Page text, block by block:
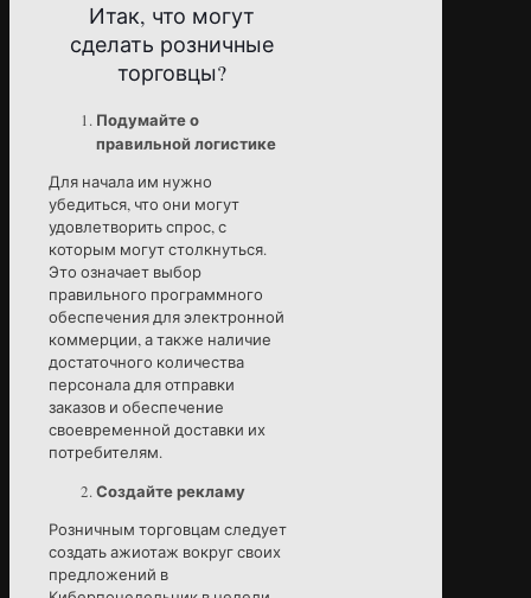
Итак, что могут
сделать розничные
торговцы?
Подумайте о
правильной логистике
Для начала им нужно
убедиться, что они могут
удовлетворить спрос, с
которым могут столкнуться.
Это означает выбор
правильного программного
обеспечения для электронной
коммерции, а также наличие
достаточного количества
персонала для отправки
заказов и обеспечение
своевременной доставки их
потребителям.
Создайте рекламу
Розничным торговцам следует
создать ажиотаж вокруг своих
предложений в